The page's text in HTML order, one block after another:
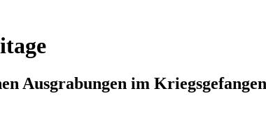
Ausgrabungen im